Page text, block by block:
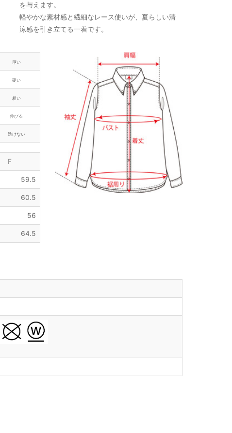
を与えます。
軽やかな素材感と繊細なレース使いが、夏らしい清
涼感を引き立てる一着です。
厚い
硬い
粗い
伸びる
透けない
F
59.5
60.5
56
64.5